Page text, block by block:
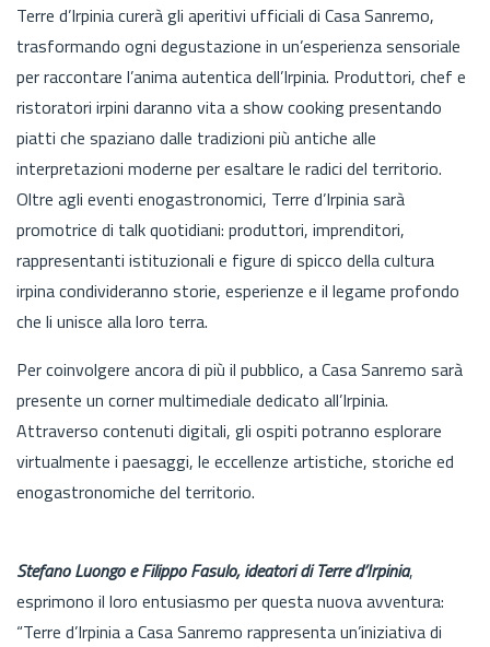
Terre d’Irpinia curerà gli aperitivi ufficiali di Casa Sanremo,
trasformando ogni degustazione in un’esperienza sensoriale
per raccontare l’anima autentica dell’Irpinia. Produttori, chef e
ristoratori irpini daranno vita a show cooking presentando
piatti che spaziano dalle tradizioni più antiche alle
interpretazioni moderne per esaltare le radici del territorio.
Oltre agli eventi enogastronomici, Terre d’Irpinia sarà
promotrice di talk quotidiani: produttori, imprenditori,
rappresentanti istituzionali e figure di spicco della cultura
irpina condivideranno storie, esperienze e il legame profondo
che li unisce alla loro terra.
Per coinvolgere ancora di più il pubblico, a Casa Sanremo sarà
presente un corner multimediale dedicato all’Irpinia.
Attraverso contenuti digitali, gli ospiti potranno esplorare
virtualmente i paesaggi, le eccellenze artistiche, storiche ed
enogastronomiche del territorio.
Stefano Luongo e Filippo Fasulo, ideatori di Terre d’Irpinia,
esprimono il loro entusiasmo per questa nuova avventura:
“Terre d’Irpinia a Casa Sanremo rappresenta un’iniziativa di